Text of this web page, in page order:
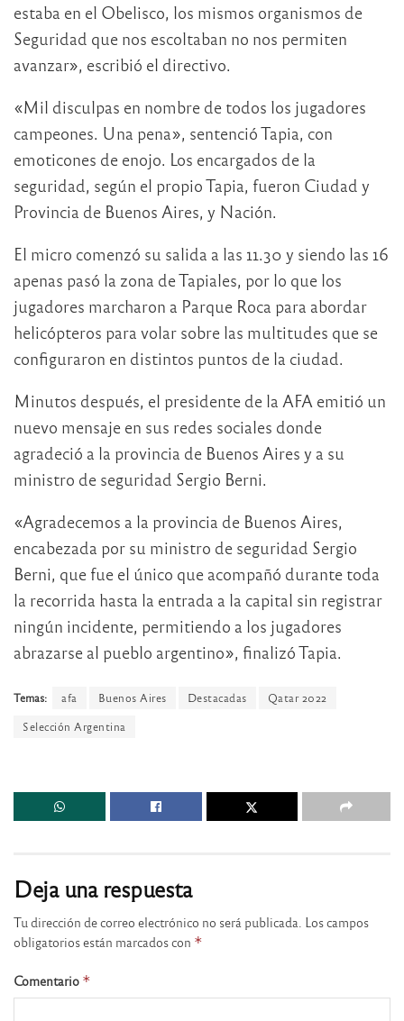
estaba en el Obelisco, los mismos organismos de
Seguridad que nos escoltaban no nos permiten
avanzar», escribió el directivo.
«Mil disculpas en nombre de todos los jugadores
campeones. Una pena», sentenció Tapia, con
emoticones de enojo. Los encargados de la
seguridad, según el propio Tapia, fueron Ciudad y
Provincia de Buenos Aires, y Nación.
El micro comenzó su salida a las 11.30 y siendo las 16
apenas pasó la zona de Tapiales, por lo que los
jugadores marcharon a Parque Roca para abordar
helicópteros para volar sobre las multitudes que se
configuraron en distintos puntos de la ciudad.
Minutos después, el presidente de la AFA emitió un
nuevo mensaje en sus redes sociales donde
agradeció a la provincia de Buenos Aires y a su
ministro de seguridad Sergio Berni.
«Agradecemos a la provincia de Buenos Aires,
encabezada por su ministro de seguridad Sergio
Berni, que fue el único que acompañó durante toda
la recorrida hasta la entrada a la capital sin registrar
ningún incidente, permitiendo a los jugadores
abrazarse al pueblo argentino», finalizó Tapia.
Temas: afa Buenos Aires Destacadas
Qatar 2022
Selección Argentina
Deja una respuesta
Tu dirección de correo electrónico no será publicada. Los campos
obligatorios están marcados con *
Comentario *